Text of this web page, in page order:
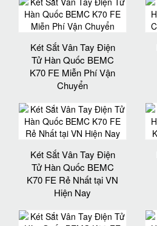
Két Sắt Vân Tay Điện
Tử Hàn Quốc BEMC
K70 FE Miễn Phí Vận
Chuyển
Két Sắt Vân Tay Điện
Tử Hàn Quốc BEMC
K70 FE Rẻ Nhất tại VN
Hiện Nay